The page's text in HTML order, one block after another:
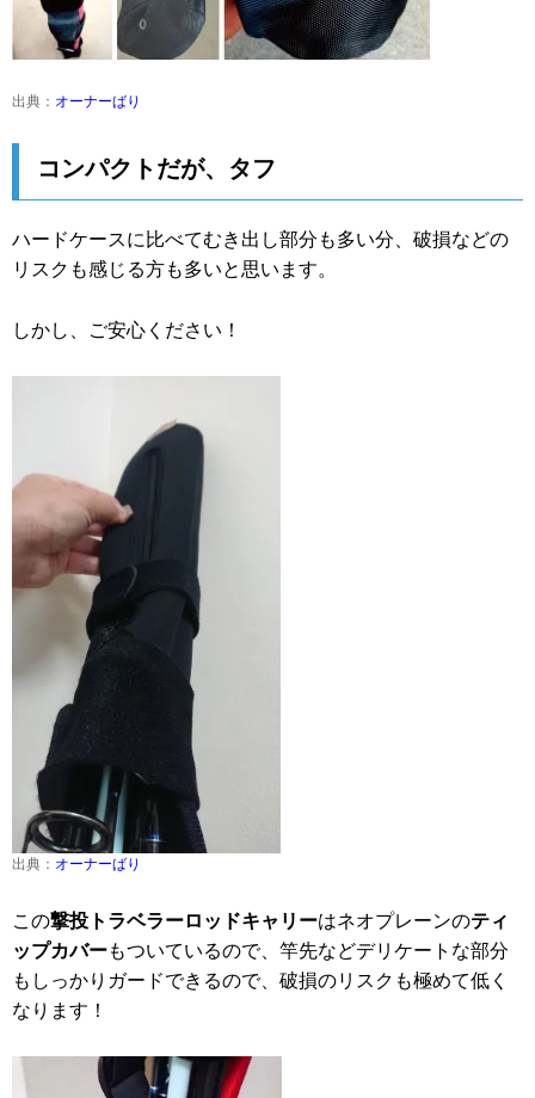
出典： オーナーばり
コンパクトだが、タフ
ハードケースに比べてむき出し部分も多い分、破損などの
リスクも感じる方も多いと思います。
しかし、ご安心ください！
出典： オーナーばり
この撃投トラベラーロッドキャリーはネオプレーンのティ
ップカバーもついているので、竿先などデリケートな部分
もしっかりガードできるので、破損のリスクも極めて低く
なります！